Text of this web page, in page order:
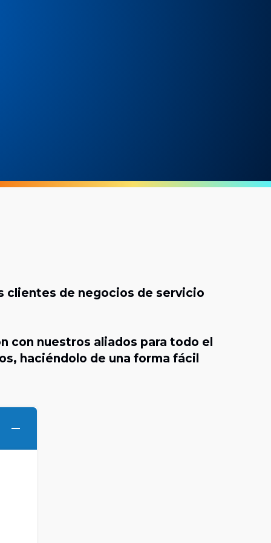
clientes de negocios de servicio
nuestros aliados para todo el
haciéndolo de una forma fácil